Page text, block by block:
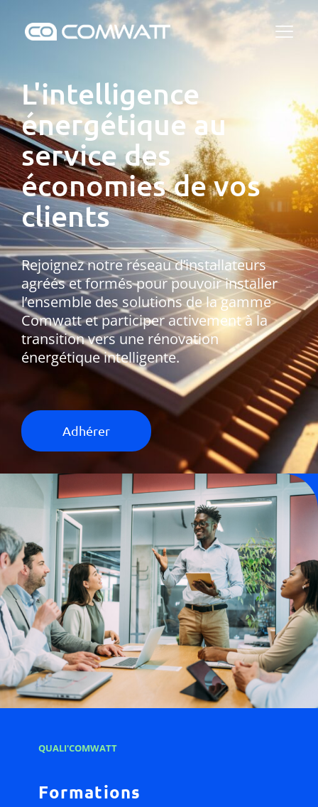
L'intelligence
énergétique au
service des
économies de vos
clients
Rejoignez notre réseau d’installateurs
agréés et formés pour pouvoir installer
l’ensemble des solutions de la gamme
Comwatt et participer activement à la
transition vers une rénovation
énergétique intelligente.
Adhérer
QUALI'COMWATT
Formations